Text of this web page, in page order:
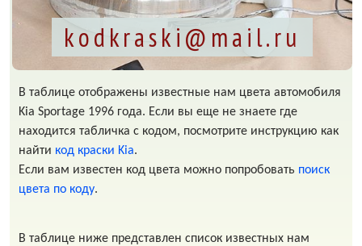
kodkraski@mail.ru
В таблице отображены известные нам цвета автомобиля
Kia Sportage 1996 года. Если вы еще не знаете где
находится табличка с кодом, посмотрите инструкцию как
найти код краски Kia.
Если вам известен код цвета можно попробовать поиск
цвета по коду.
В таблице ниже представлен список известных нам